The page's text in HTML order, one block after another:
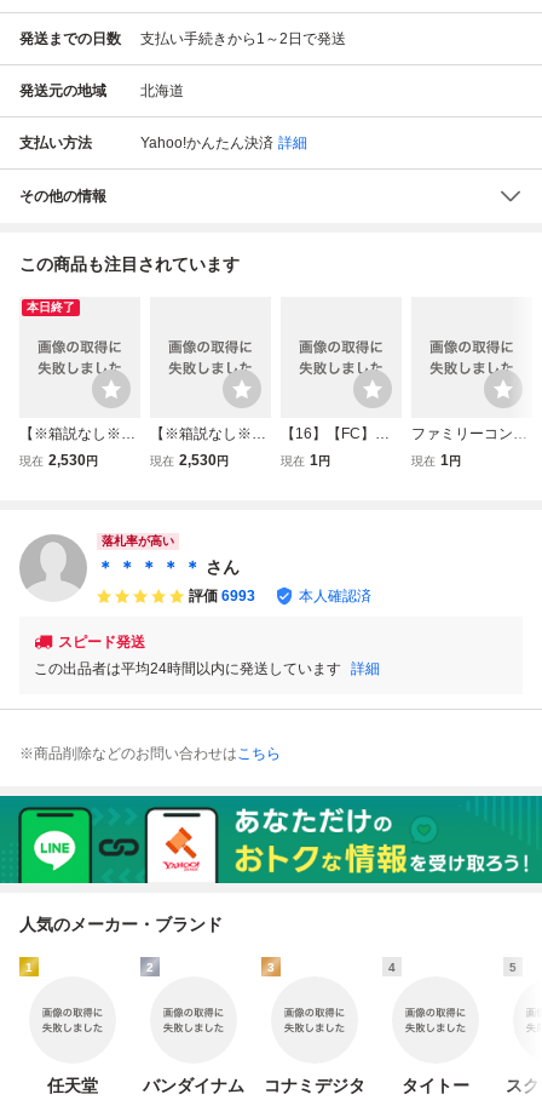
発送までの日数 支払い手続きから1～2日で発送
発送元の地域 北海道
支払い方法 Yahoo!かんたん決済 詳細
その他の情報
この商品も注目されています
本日終了
【※箱説なし※】
亀の恩返し
現在 2,530円
【※箱説なし※】
亀の恩返し
現在 2,530円
【16】【FC】フ
ァミコンソフト 5
トバイク
現在 1円
ファミリーコンピ
ューター 忍者じゃ
現在 1円
落札率が高い
＊ ＊ ＊ ＊ ＊ さん
評価 6993 本人確認済
スピード発送
この出品者は平均24時間以内に発送しています 詳細
※商品削除などのお問い合わせはこちら
人気のメーカー・ブランド
1
任天堂
2
バンダイナム
3
コナミデジタ
4
タイトー
5
ス